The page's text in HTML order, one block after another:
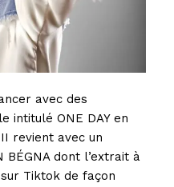
avec des
intitulé ONE DAY en
revient avec un
BÉGNA dont l’extrait à
Tiktok de façon